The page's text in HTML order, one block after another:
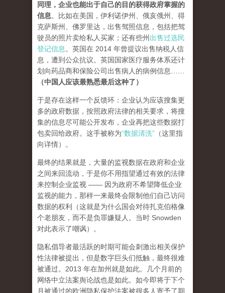
同理，企业也能出于自己的目的获得政府掌握的
信息。比如在美国，伊利诺伊州、俄亥俄州、得
克萨斯州、佛罗里达，出售驾照信息，包括把驾
驶员的照片卖给私人买家；还有些州 出售过选民
登记信息 。英国在 2014 年曾提议出售纳税人信
息，遭到公众抗议。英国国家医疗服务体系还计
划向药品商和保险公司出售病人的病例信息……
（中国人应该最熟悉最后这种了）
于是存在这样一个反馈环：企业认为应该搜集更
多的政府数据，按照政府法律的相关要求，将搜
集的信息尽可能公开发布，企业再把这些数据打
包卖回给政府。这手被称为“数据清洗” （这里指
向详情）。
最终的结果就是，大量的监视数据在政府和企业
之间来回流动，于是你不用指望通过有效的法律
来控制企业监视 —— 因为政府不希望降低企业
监视的能力，那样一来最终会限制他们自己访问
数据的权利（这就是为什么国会对待扎克伯格像
个老朋友，而不是负罪嫌疑人。当时 Snowden
对此表示了嘲讽）。
隐私倡导者最活跃的时期可能会刺激出相关保护
性法律被提出，但是数字巨头们抵触，最终很难
被通过。2013 年在加州就是如此。几个月前的
网络中立法案舆论战也是如此。如今即将于下个
月被通过的欧洲隐私保护法案被很多人寄予了期